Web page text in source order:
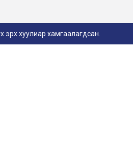
хуулиар хамгаалагдсан.